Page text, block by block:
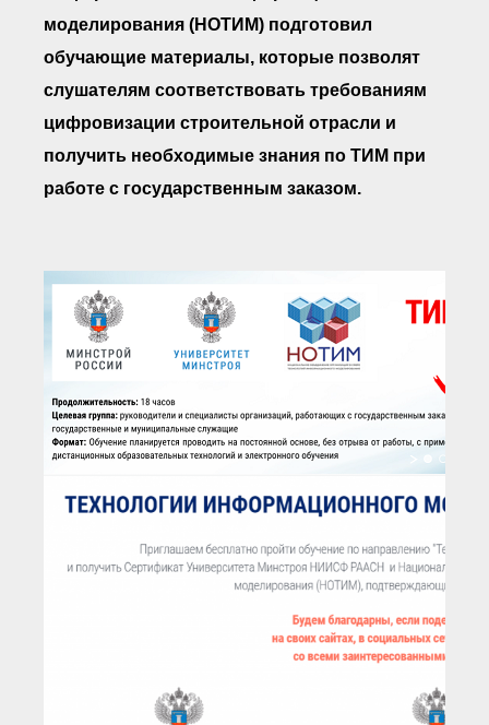
Реестры Ассоциации
Ассоциации
● Реестр членов
Ассоциации,
осуществляющих
объединения
Ассоциации — технических
заказчиков
● Реестр членов
Ассоциации с правом
ООТСУО
имеющих строительные
лаборатории
Архив реестров
Политика информационной
Антикоррупционная политика
Орган надзора
Видеоматериалы
Членство в НКО
техническим регламентам
моделирования (НОТИМ) подготовил
обучающие материалы, которые позволят
слушателям соответствовать требованиям
цифровизации строительной отрасли и
получить необходимые знания по ТИМ при
работе с государственным заказом.